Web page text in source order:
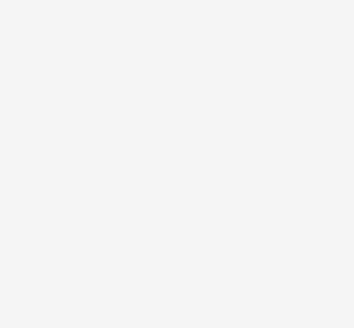
- Đối với khay rửa ở trên: Dùng để xếp các loại
- Đối với khay rửa dưới: Dùng để xếp các loại tô, đĩa lớn
- Đối với khay rửa vật dụng nhà bếp: Dùng xếp các loại dao,
quá phức tạp, song việc vệ sinh máy rửa bát đúng cách